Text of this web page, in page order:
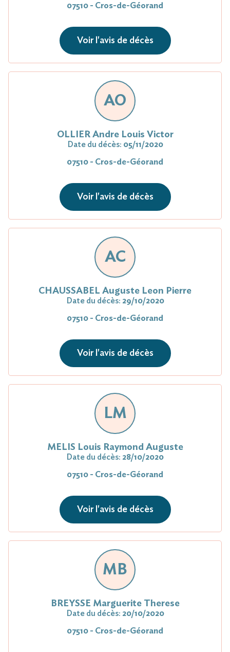
07510 - Cros-de-Géorand
Voir l'avis de décès
AO
OLLIER Andre Louis Victor
Date du décès: 05/11/2020
07510 - Cros-de-Géorand
Voir l'avis de décès
AC
CHAUSSABEL Auguste Leon Pierre
Date du décès: 29/10/2020
07510 - Cros-de-Géorand
Voir l'avis de décès
LM
MELIS Louis Raymond Auguste
Date du décès: 28/10/2020
07510 - Cros-de-Géorand
Voir l'avis de décès
MB
BREYSSE Marguerite Therese
Date du décès: 20/10/2020
07510 - Cros-de-Géorand